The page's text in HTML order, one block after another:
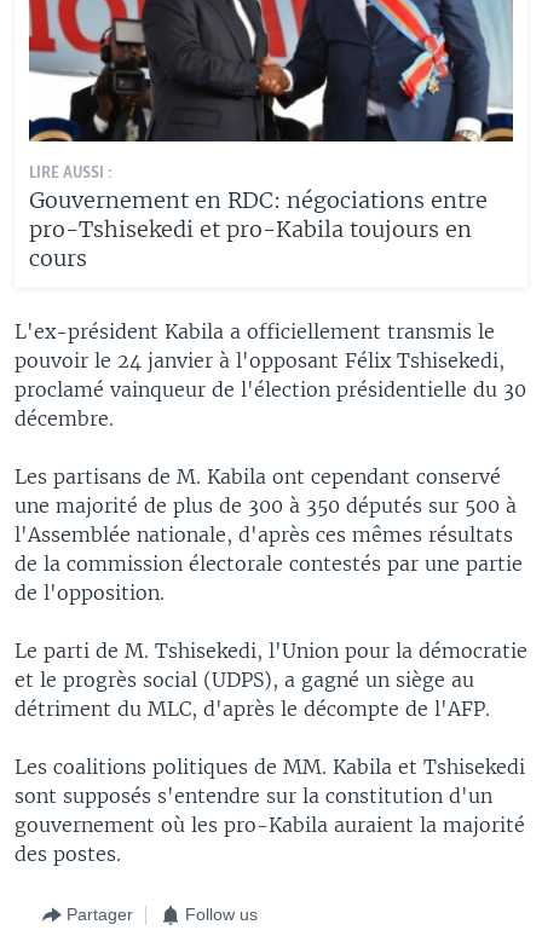
LIRE AUSSI :
Gouvernement en RDC: négociations entre
pro-Tshisekedi et pro-Kabila toujours en
cours
L'ex-président Kabila a officiellement transmis le
pouvoir le 24 janvier à l'opposant Félix Tshisekedi,
proclamé vainqueur de l'élection présidentielle du 30
décembre.
Les partisans de M. Kabila ont cependant conservé
une majorité de plus de 300 à 350 députés sur 500 à
l'Assemblée nationale, d'après ces mêmes résultats
de la commission électorale contestés par une partie
de l'opposition.
Le parti de M. Tshisekedi, l'Union pour la démocratie
et le progrès social (UDPS), a gagné un siège au
détriment du MLC, d'après le décompte de l'AFP.
Les coalitions politiques de MM. Kabila et Tshisekedi
sont supposés s'entendre sur la constitution d'un
gouvernement où les pro-Kabila auraient la majorité
des postes.
Partager Follow us